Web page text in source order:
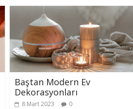
Baştan Modern Ev
Dekorasyonları
8 Mart 2023 0